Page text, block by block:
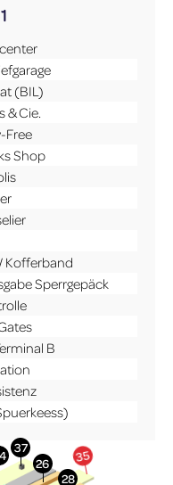
(BIL)
& Cie.
Free
Shop
Kofferband
Sperrgepäck
B